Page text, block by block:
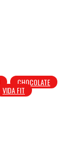
CHOCOLATE
VIDA FIT